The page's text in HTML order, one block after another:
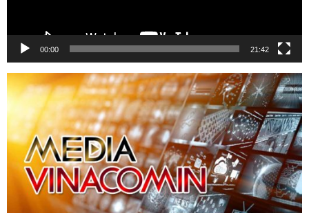
00:00 21:42